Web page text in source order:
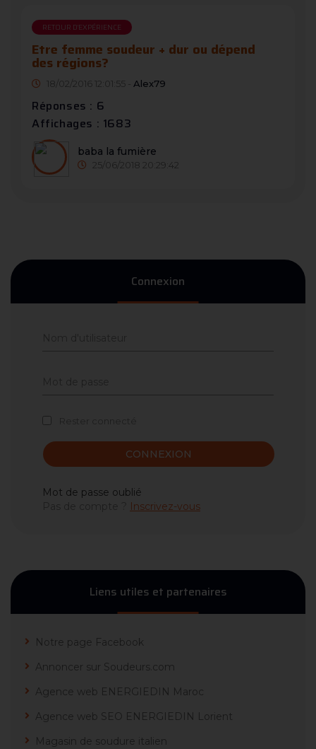
RETOUR D'EXPÉRIENCE
Etre femme soudeur + dur ou dépend
des régions?
18/02/2016 12:01:55 - Alex79
Réponses : 6
Affichages : 1683
baba la fumière
25/06/2018 20:29:42
Connexion
CONNEXION
Mot de passe oublié
Inscrivez-vous
Liens utiles et partenaires
Notre page Facebook
Annoncer sur Soudeurs.com
Agence web ENERGIEDIN Maroc
Agence web SEO ENERGIEDIN Lorient
Magasin de soudure italien